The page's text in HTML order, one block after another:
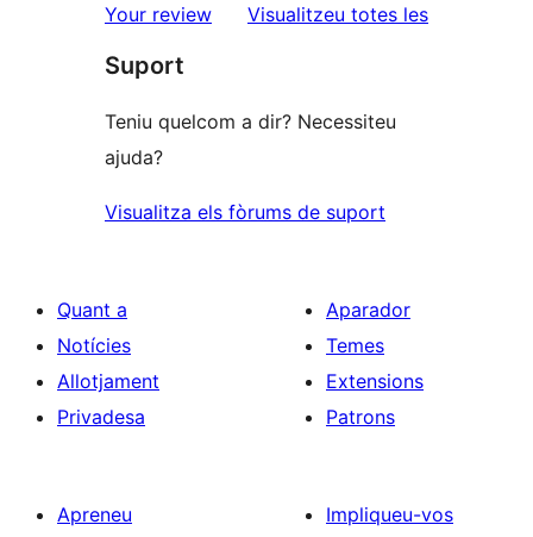
Your review Visualitzeu totes lesressenyes
Suport
Teniu quelcom a dir? Necessiteu
ajuda?
Visualitza els fòrums de suport
Quant a
Notícies
Allotjament
Privadesa
Aparador
Temes
Extensions
Patrons
Apreneu
Impliqueu-vos